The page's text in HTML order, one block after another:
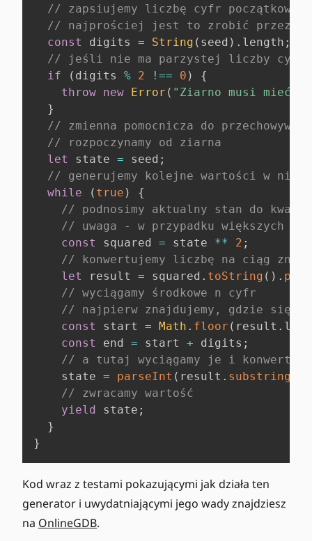
// zapsiujemy liczbę cyfr początkowej
// najprościej jest to zrobić przez
const
digits = String ( seed ) . length ;
// jeśli nie ma parzystej liczby cyfr,
if
( digits % 2 !== 0 )
{
throw new Error ( "Ziarno musi mieć
}
// zmienna pomocnicza do
// rozpoczynamy od ziarna
let
state = seed ;
// generujemy kolejne wartości w
while
( true )
{
// podnosimy aktualny stan do
// uwaga - w przypadku większych
const
squared = state ** 2 ;
// konwertujemy liczbę na ciąg
let
result = squared . toString ( ) .
// wyciągamy środkowe n cyfr
// najpierw znajdujemy, gdzie się
const
start = Math . floor ( result .
const
end = start + digits ;
// a tutaj wyciągamy je i
    state
= parseInt ( result . substring
// zwracamy wartość
yield
state ;
}
}
Kod wraz z testami pokazującymi jak działa ten
generator i uwydatniającymi jego wady znajdziesz
na OnlineGDB.